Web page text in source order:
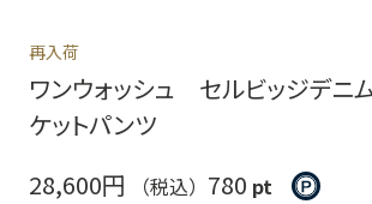
再入荷
ワンウォッシュ セルビッジデニ
ケットパンツ
28,600円
（税込） 780 pt